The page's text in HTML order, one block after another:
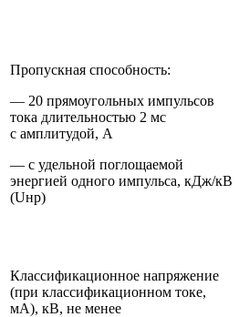
Пропускная способность:
— 20 прямоугольных импульсов
тока длительностью 2 мс
с амплитудой, А
— с удельной поглощаемой
энергией одного импульса, кДж/кВ
(Uнр)
Классификационное напряжение
(при классификационном токе,
мА), кВ, не менее